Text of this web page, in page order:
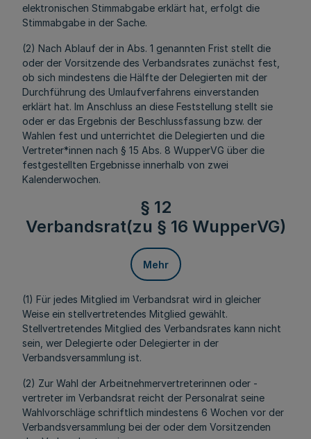
elektronischen Stimmabgabe erklärt hat, erfolgt die
Stimmabgabe in der Sache.
(2) Nach Ablauf der in Abs. 1 genannten Frist stellt die
oder der Vorsitzende des Verbandsrates zunächst fest,
ob sich mindestens die Hälfte der Delegierten mit der
Durchführung des Umlaufverfahrens einverstanden
erklärt hat. Im Anschluss an diese Feststellung stellt sie
oder er das Ergebnis der Beschlussfassung bzw. der
Wahlen fest und unterrichtet die Delegierten und die
Vertreter*innen nach § 15 Abs. 8 WupperVG über die
festgestellten Ergebnisse innerhalb von zwei
Kalenderwochen.
§ 12
Verbandsrat(zu § 16 WupperVG)
Mehr
(1) Für jedes Mitglied im Verbandsrat wird in gleicher
Weise ein stellvertretendes Mitglied gewählt.
Stellvertretendes Mitglied des Verbandsrates kann nicht
sein, wer Delegierte oder Delegierter in der
Verbandsversammlung ist.
(2) Zur Wahl der Arbeitnehmervertreterinnen oder -
vertreter im Verbandsrat reicht der Personalrat seine
Wahlvorschläge schriftlich mindestens 6 Wochen vor der
Verbandsversammlung bei der oder dem Vorsitzenden